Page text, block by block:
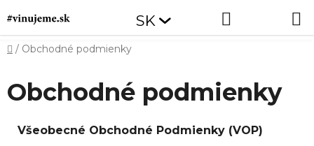
na
obsah
SK
Domov
/ Obchodné podmienky
Obchodné podmienky
Všeobecné Obchodné Podmienky (VOP)